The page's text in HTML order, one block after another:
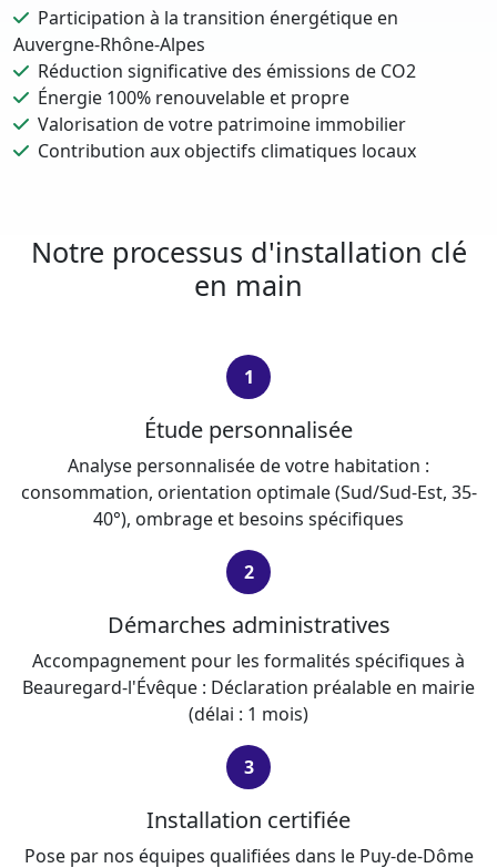
Participation à la transition énergétique en
Auvergne-Rhône-Alpes
Réduction significative des émissions de CO2
Énergie 100% renouvelable et propre
Valorisation de votre patrimoine immobilier
Contribution aux objectifs climatiques locaux
Notre processus d'installation clé
en main
1
Étude personnalisée
Analyse personnalisée de votre habitation :
consommation, orientation optimale (Sud/Sud-Est, 35-
40°), ombrage et besoins spécifiques
2
Démarches administratives
Accompagnement pour les formalités spécifiques à
Beauregard-l'Évêque : Déclaration préalable en mairie
(délai : 1 mois)
3
Installation certifiée
Pose par nos équipes qualifiées dans le Puy-de-Dôme